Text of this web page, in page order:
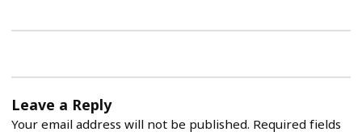
Leave a Reply
Your email address will not be published. Required fields